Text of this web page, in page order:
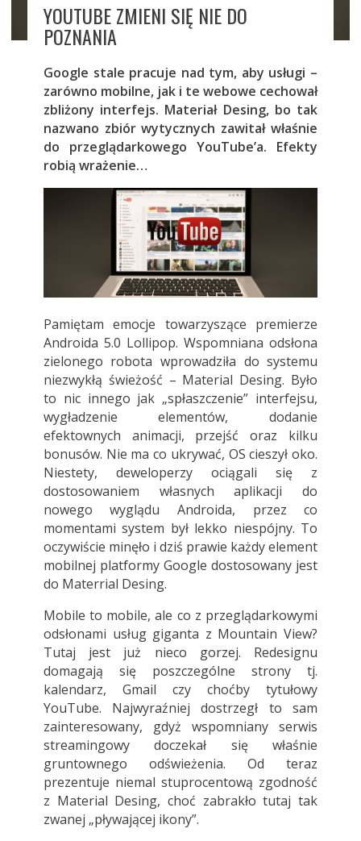
YOUTUBE ZMIENI SIĘ NIE DO
POZNANIA
Google stale pracuje nad tym, aby usługi –
zarówno mobilne, jak i te webowe cechował
zbliżony interfejs. Materiał Desing, bo tak
nazwano zbiór wytycznych zawitał właśnie
do przeglądarkowego YouTube’a. Efekty
robią wrażenie…
Pamiętam emocje towarzyszące premierze
Androida 5.0 Lollipop. Wspomniana odsłona
zielonego robota wprowadziła do systemu
niezwykłą świeżość – Material Desing. Było
to nic innego jak „spłaszczenie” interfejsu,
wygładzenie elementów, dodanie
efektownych animacji, przejść oraz kilku
bonusów. Nie ma co ukrywać, OS cieszył oko.
Niestety, deweloperzy ociągali się z
dostosowaniem własnych aplikacji do
nowego wyglądu Androida, przez co
momentami system był lekko niespójny. To
oczywiście minęło i dziś prawie każdy element
mobilnej platformy Google dostosowany jest
do Materrial Desing.
Mobile to mobile, ale co z przeglądarkowymi
odsłonami usług giganta z Mountain View?
Tutaj jest już nieco gorzej. Redesignu
domagają się poszczególne strony tj.
kalendarz, Gmail czy choćby tytułowy
YouTube. Najwyraźniej dostrzegł to sam
zainteresowany, gdyż wspomniany serwis
streamingowy doczekał się właśnie
gruntownego odświeżenia. Od teraz
prezentuje niemal stuprocentową zgodność
z Material Desing, choć zabrakło tutaj tak
zwanej „pływającej ikony”.